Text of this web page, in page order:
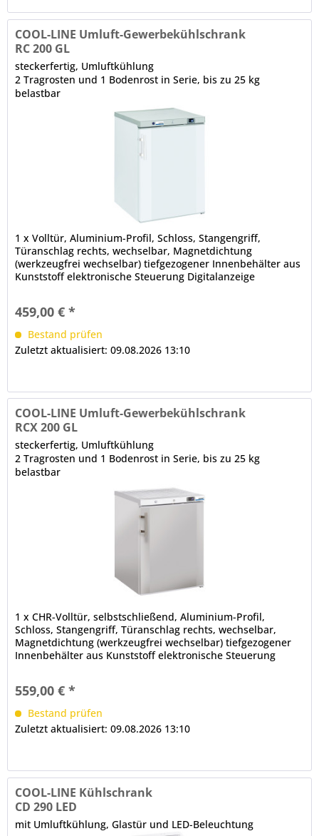
COOL-LINE Umluft-Gewerbekühlschrank
RC 200 GL
steckerfertig, Umluftkühlung
2 Tragrosten und 1 Bodenrost in Serie, bis zu 25 kg
belastbar
1 x Volltür, Aluminium-Profil, Schloss, Stangengriff,
Türanschlag rechts, wechselbar, Magnetdichtung
(werkzeugfrei wechselbar) tiefgezogener Innenbehälter aus
Kunststoff elektronische Steuerung Digitalanzeige
459,00 € *
Bestand prüfen
Zuletzt aktualisiert: 09.08.2026 13:10
COOL-LINE Umluft-Gewerbekühlschrank
RCX 200 GL
steckerfertig, Umluftkühlung
2 Tragrosten und 1 Bodenrost in Serie, bis zu 25 kg
belastbar
1 x CHR-Volltür, selbstschließend, Aluminium-Profil,
Schloss, Stangengriff, Türanschlag rechts, wechselbar,
Magnetdichtung (werkzeugfrei wechselbar) tiefgezogener
Innenbehälter aus Kunststoff elektronische Steuerung
559,00 € *
Bestand prüfen
Zuletzt aktualisiert: 09.08.2026 13:10
COOL-LINE Kühlschrank
CD 290 LED
mit Umluftkühlung, Glastür und LED-Beleuchtung